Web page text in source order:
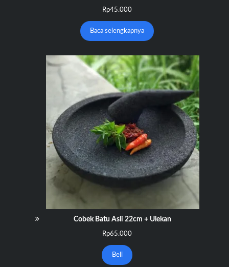
Rp45.000
Baca selengkapnya
Cobek Batu Asli 22cm + Ulekan
Rp65.000
Beli